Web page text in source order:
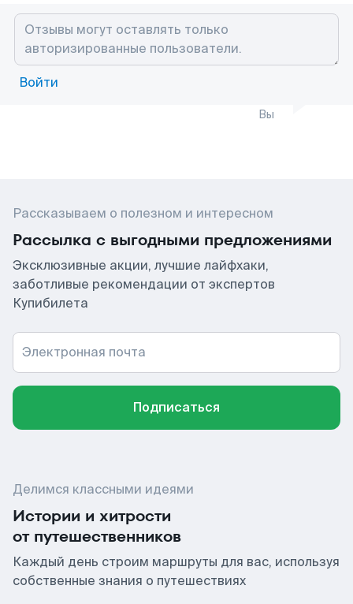
Войти
Вы
Рассказываем о полезном и интересном
Рассылка с выгодными предложениями
Эксклюзивные акции, лучшие лайфхаки,
заботливые рекомендации от экспертов
Купибилета
Электронная почта
Подписаться
Делимся классными идеями
Истории и хитрости
от путешественников
Каждый день строим маршруты для вас, используя
собственные знания о путешествиях